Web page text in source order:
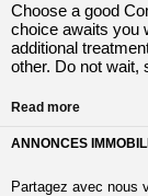
Choose a good
choice awaits you
additional
other. Do not wait,
Read more
ANNONCES
Partagez avec nous